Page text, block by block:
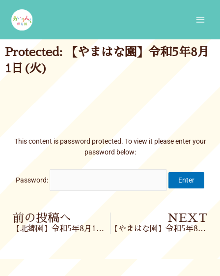
content
Protected: 【やまはな園】令和5年8月
1日(火)
This content is password protected. To view it please enter your
password below:
Password:
Prev
前の投稿へ
【北郷園】令和5年8月1日(火)
NEXT
【やまはな園】令和5年8月2日(水)